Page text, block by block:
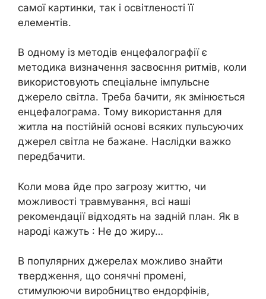
самої картинки, так і освітленості її
елементів.
В одному із методів енцефалографії є
методика визначення засвоєння ритмів, коли
використовують спеціальне імпульсне
джерело світла. Треба бачити, як змінюється
енцефалограма. Тому використання для
житла на постійній основі всяких пульсуючих
джерел світла не бажане. Наслідки важко
передбачити.
Коли мова йде про загрозу життю, чи
можливості травмування, всі наші
рекомендації відходять на задній план. Як в
народі кажуть : Не до жиру…
В популярних джерелах можливо знайти
твердження, що сонячні промені,
стимулюючи виробництво ендорфінів,